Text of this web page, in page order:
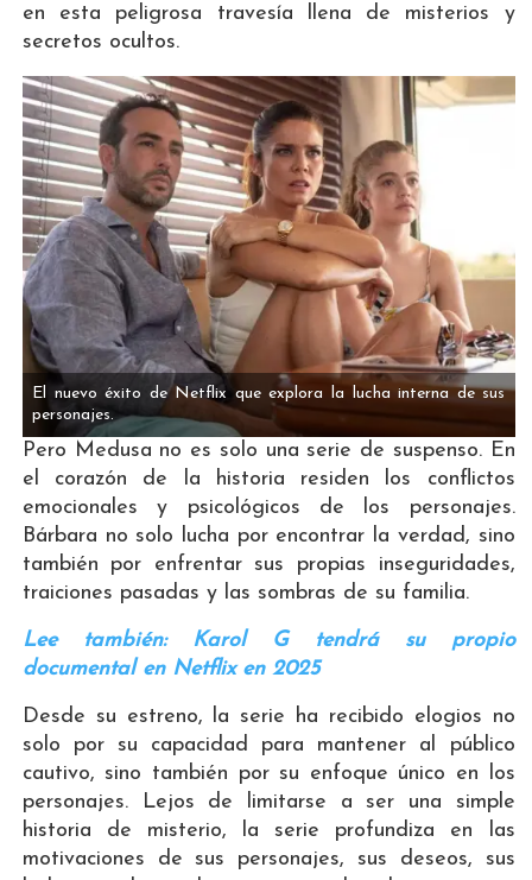
en esta peligrosa travesía llena de misterios y
secretos ocultos.
El nuevo éxito de Netflix que explora la lucha interna de sus
personajes.
Pero Medusa no es solo una serie de suspenso. En
el corazón de la historia residen los conflictos
emocionales y psicológicos de los personajes.
Bárbara no solo lucha por encontrar la verdad, sino
también por enfrentar sus propias inseguridades,
traiciones pasadas y las sombras de su familia.
Lee también: Karol G tendrá su propio
documental en Netflix en 2025
Desde su estreno, la serie ha recibido elogios no
solo por su capacidad para mantener al público
cautivo, sino también por su enfoque único en los
personajes. Lejos de limitarse a ser una simple
historia de misterio, la serie profundiza en las
motivaciones de sus personajes, sus deseos, sus